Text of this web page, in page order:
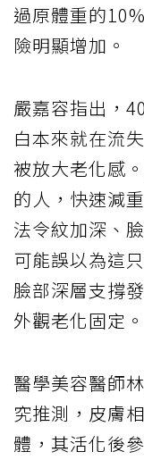
過原體重的
險明顯增加。
嚴嘉容指出，
白本來就在流
被放大老化感
的人，快速減
法令紋加深、
可能誤以為這
臉部深層支撐
外觀老化固定。
醫學美容醫師
究推測，皮膚
體，其活化後